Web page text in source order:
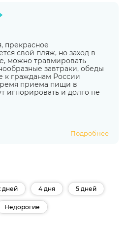
прекрасное
свой пляж, но заход в
можно травмировать
завтраки, обеды
гражданам России
приема пищи в
игнорировать и долго не
Подробнее
дней 4 дня 5 дней
Недорогие